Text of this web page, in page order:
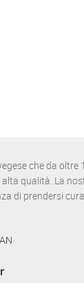
che da
qualità. La
di prendersi